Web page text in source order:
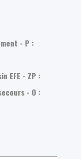
- P :
EFE - ZP :
- O :